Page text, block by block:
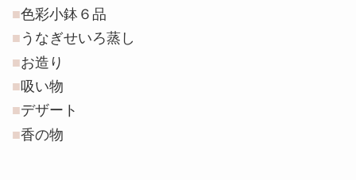
色彩小鉢６品
うなぎせいろ蒸し
お造り
吸い物
デザート
⾹の物